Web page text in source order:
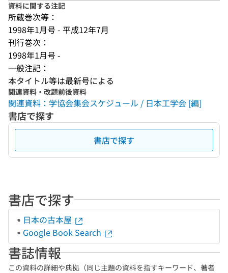
資料に関する注記
所蔵巻次等：
1998年1月号 - 平成12年7月
刊行巻次：
1998年1月号 -
一般注記：
本タイトル等は最新号による
関連資料・改題前後資料
関連資料：学協会集会スケジュール / 日本工学会 [編]
書店で探す
書店で探す
書店で探す
日本の古本屋
Google Book Search
書誌情報
この資料の詳細や典拠（同じ主題の資料を指すキーワード、著者